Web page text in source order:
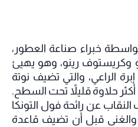
خبراء صناعة العطور،
وكريستوف رينو، وهو يهيئ
الراعي، والتي تضيف نوتة
حلاوة قليلاً تحت السطح.
عن رائحة فول التونكا
والغنى قبل أن تضيف قاعدة